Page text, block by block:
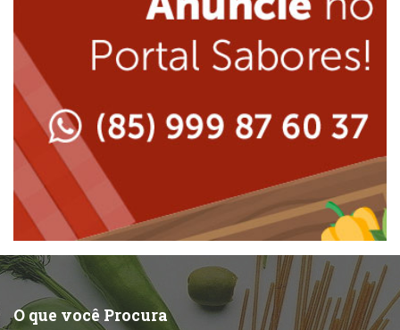
Japonesa e Oriental
Lanchonetes
Massas
Peixes e Frutos do Mar
Pizzarias
Peixes e Frutos do Mar
Pizzarias
Portuguesa
Sobremesas e sorvetes
O que você Procura